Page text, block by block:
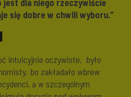
jest dla niego rzeczywiście
się dobre w chwili wyboru.”
intuicyjnie oczywiste, było
bo zakładało wbrew
a w szczególnym